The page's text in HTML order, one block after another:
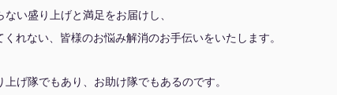
い盛り上げと満足をお届けし、
れない、皆様のお悩み解消のお手伝いをいたします。
げ隊でもあり、お助け隊でもあるのです。